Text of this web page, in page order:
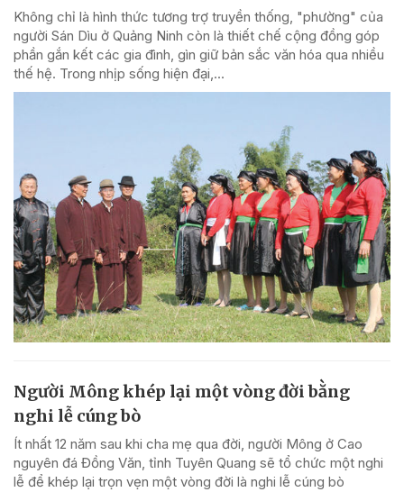
Không chỉ là hình thức tương trợ truyền thống, "phường" của
người Sán Dìu ở Quảng Ninh còn là thiết chế cộng đồng góp
phần gắn kết các gia đình, gìn giữ bản sắc văn hóa qua nhiều
thế hệ. Trong nhịp sống hiện đại,...
Người Mông khép lại một vòng đời bằng
nghi lễ cúng bò
Ít nhất 12 năm sau khi cha mẹ qua đời, người Mông ở Cao
nguyên đá Đồng Văn, tỉnh Tuyên Quang sẽ tổ chức một nghi
lễ để khép lại trọn vẹn một vòng đời là nghi lễ cúng bò